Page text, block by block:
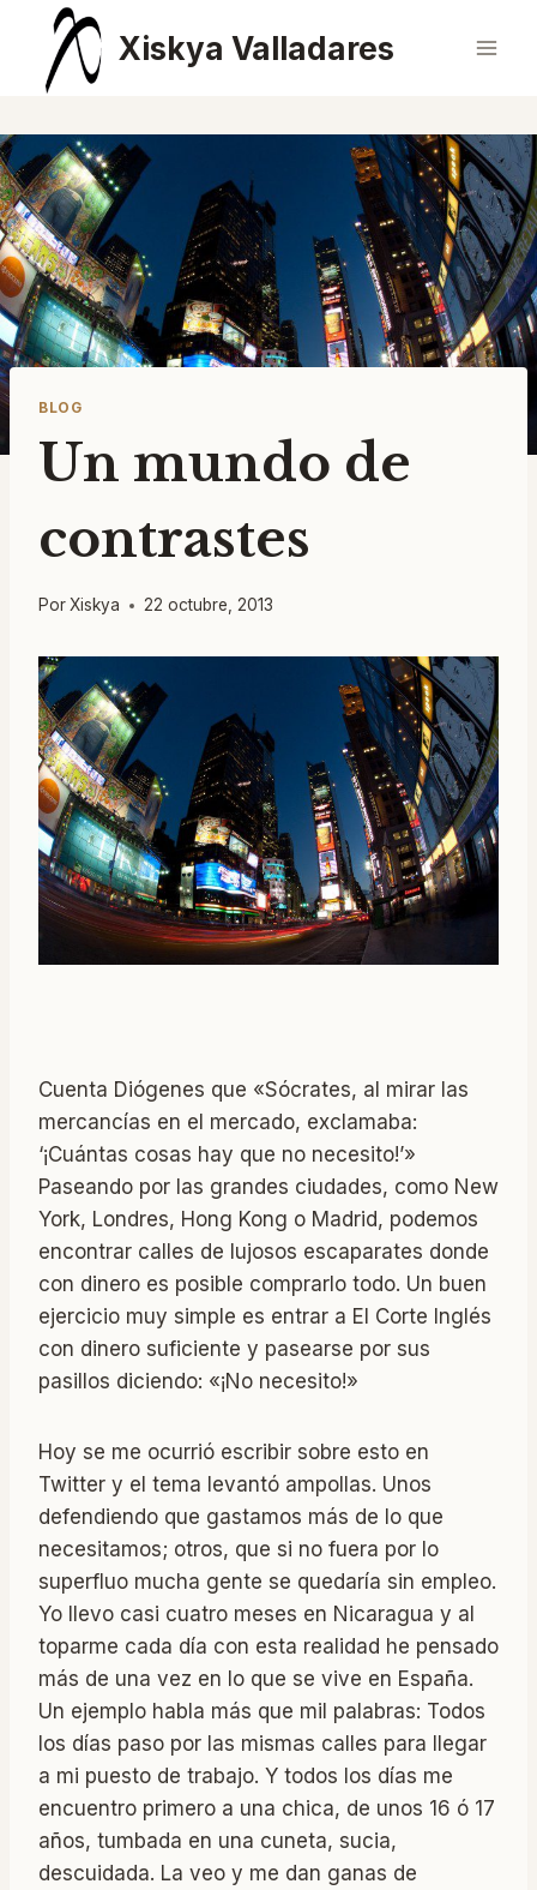
Saltar
contenido
Xiskya Valladares
BLOG
Un mundo de
contrastes
PorXiskya 22 octubre, 2013
Cuenta Diógenes que «Sócrates, al mirar las
mercancías en el mercado, exclamaba:
‘¡Cuántas cosas hay que no necesito!’»
Paseando por las grandes ciudades, como New
York, Londres, Hong Kong o Madrid, podemos
encontrar calles de lujosos escaparates donde
con dinero es posible comprarlo todo. Un buen
ejercicio muy simple es entrar a El Corte Inglés
con dinero suficiente y pasearse por sus
pasillos diciendo: «¡No necesito!»
Hoy se me ocurrió escribir sobre esto en
Twitter y el tema levantó ampollas. Unos
defendiendo que gastamos más de lo que
necesitamos; otros, que si no fuera por lo
superfluo mucha gente se quedaría sin empleo.
Yo llevo casi cuatro meses en Nicaragua y al
toparme cada día con esta realidad he pensado
más de una vez en lo que se vive en España.
Un ejemplo habla más que mil palabras: Todos
los días paso por las mismas calles para llegar
a mi puesto de trabajo. Y todos los días me
encuentro primero a una chica, de unos 16 ó 17
años, tumbada en una cuneta, sucia,
descuidada. La veo y me dan ganas de